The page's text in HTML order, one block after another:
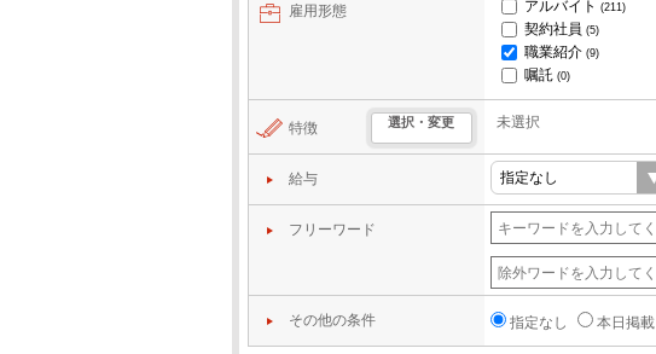
雇用形態 アルバイト (211)
契約社員 (5)
職業紹介 (9)
嘱託 (0)
特徴 選択・変更 未選択
給与
フリーワード
その他の条件 指定なし 本日掲載